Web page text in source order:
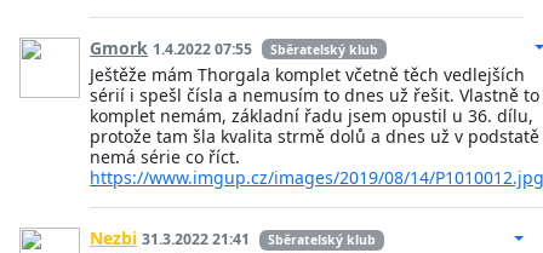
Gmork 1.4.2022 07:55 Sběratelský klub
Ještěže mám Thorgala komplet včetně těch vedlejších
sérií i spešl čísla a nemusím to dnes už řešit. Vlastně to
komplet nemám, základní řadu jsem opustil u 36. dílu,
protože tam šla kvalita strmě dolů a dnes už v podstatě
nemá série co říct.
https://www.imgup.cz/images/2019/08/14/P1010012.jpg
Nezbi 31.3.2022 21:41 Sběratelský klub